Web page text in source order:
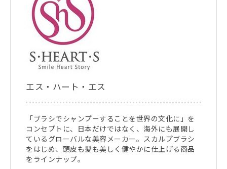
エス・ハート・エス
「ブラシでシャンプーすることを世界の文化に」を
コンセプトに、日本だけではなく、海外にも展開し
ているグローバルな美容メーカー。スカルプブラシ
をはじめ、頭皮も髪も美しく健やかに仕上げる商品
をラインナップ。